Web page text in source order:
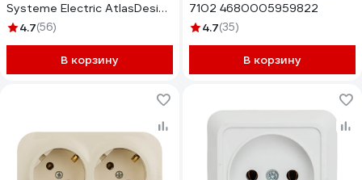
Systeme Electric AtlasDesign
Profi IP54, 16 АХ, 250 В,
ATN540126
4.7(56)
В корзину
7102 4680005959822
4.7(35)
В корзину